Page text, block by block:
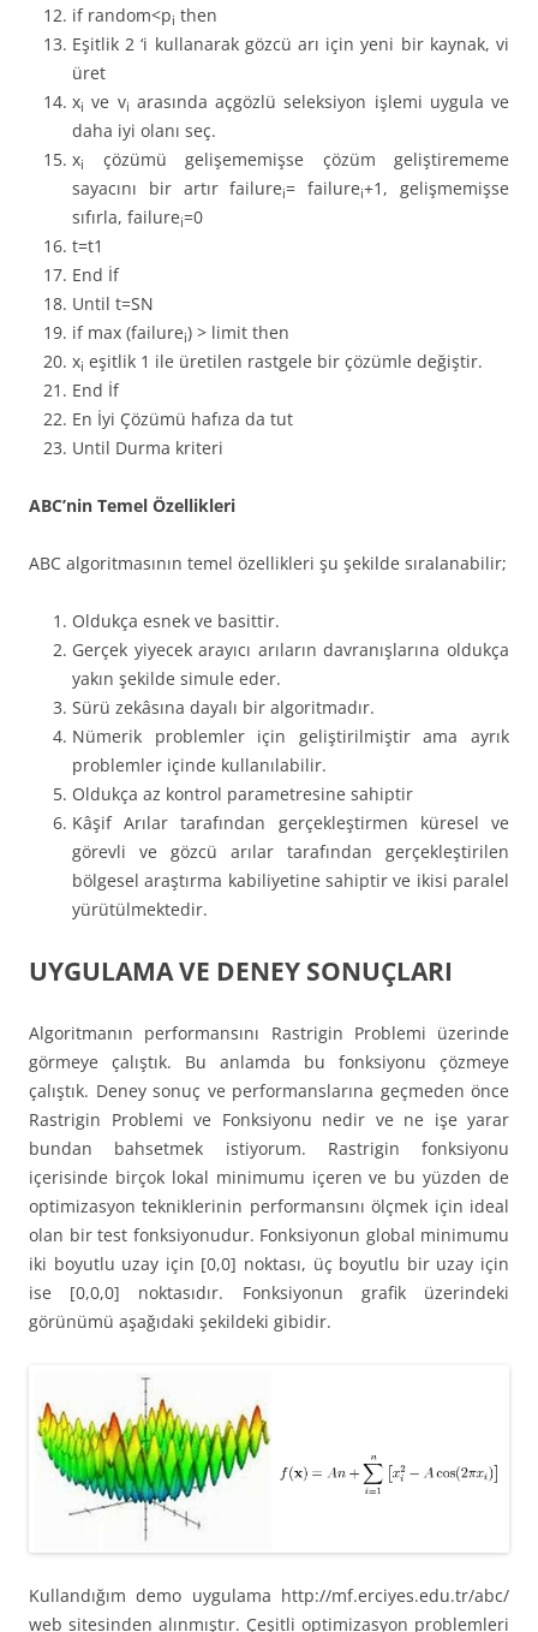
if random<pi then
Eşitlik 2 ‘i kullanarak gözcü arı için yeni bir kaynak, vi
üret
xi ve vi arasında açgözlü seleksiyon işlemi uygula ve
daha iyi olanı seç.
xi
çözümü gelişememişse çözüm geliştirememe
sayacını bir artır failurei= failurei+1, gelişmemişse
sıfırla, failurei=0
t=t1
End İf
Until t=SN
if max (failurei) > limit then
xi eşitlik 1 ile üretilen rastgele bir çözümle değiştir.
End İf
En İyi Çözümü hafıza da tut
Until Durma kriteri
ABC’nin Temel Özellikleri
ABC algoritmasının temel özellikleri şu şekilde sıralanabilir;
Oldukça esnek ve basittir.
Gerçek yiyecek arayıcı arıların davranışlarına oldukça
yakın şekilde simule eder.
Sürü zekâsına dayalı bir algoritmadır.
Nümerik problemler için geliştirilmiştir ama ayrık
problemler içinde kullanılabilir.
Oldukça az kontrol parametresine sahiptir
Kâşif Arılar tarafından gerçekleştirmen küresel ve
görevli ve gözcü arılar tarafından gerçekleştirilen
bölgesel araştırma kabiliyetine sahiptir ve ikisi paralel
yürütülmektedir.
UYGULAMA VE DENEY SONUÇLARI
Algoritmanın performansını Rastrigin Problemi üzerinde
görmeye çalıştık. Bu anlamda bu fonksiyonu çözmeye
çalıştık. Deney sonuç ve performanslarına geçmeden önce
Rastrigin Problemi ve Fonksiyonu nedir ve ne işe yarar
bundan bahsetmek istiyorum. Rastrigin fonksiyonu
içerisinde birçok lokal minimumu içeren ve bu yüzden de
optimizasyon tekniklerinin performansını ölçmek için ideal
olan bir test fonksiyonudur. Fonksiyonun global minimumu
iki boyutlu uzay için [0,0] noktası, üç boyutlu bir uzay için
ise [0,0,0] noktasıdır. Fonksiyonun grafik üzerindeki
görünümü aşağıdaki şekildeki gibidir.
Kullandığım demo uygulama http://mf.erciyes.edu.tr/abc/
web sitesinden alınmıştır. Çeşitli optimizasyon problemleri